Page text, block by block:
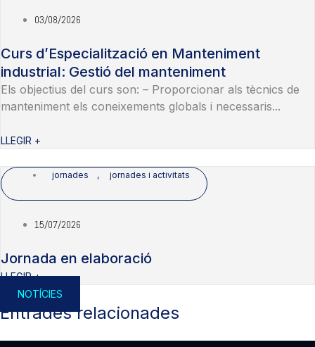
03/08/2026
Curs d’Especialització en Manteniment
industrial: Gestió del manteniment
Els objectius del curs son: – Proporcionar als tècnics de
manteniment els coneixements globals i necessaris...
LLEGIR +
jornades , jornades i activitats
15/07/2026
Jornada en elaboració
LLEGIR +
NOTÍCIES
Entrades relacionades